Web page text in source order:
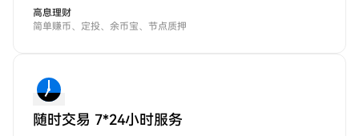
高息理财
简单赚币、定投、余币宝、节点质押
随时交易 7*24小时服务